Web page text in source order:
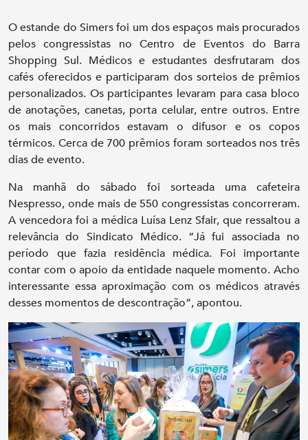
O estande do Simers foi um dos espaços mais procurados
pelos congressistas no Centro de Eventos do Barra
Shopping Sul. Médicos e estudantes desfrutaram dos
cafés oferecidos e participaram dos sorteios de prêmios
personalizados. Os participantes levaram para casa bloco
de anotações, canetas, porta celular, entre outros. Entre
os mais concorridos estavam o difusor e os copos
térmicos. Cerca de 700 prêmios foram sorteados nos três
dias de evento.
Na manhã do sábado foi sorteada uma cafeteira
Nespresso, onde mais de 550 congressistas concorreram.
A vencedora foi a médica Luísa Lenz Sfair, que ressaltou a
relevância do Sindicato Médico. “Já fui associada no
período que fazia residência médica. Foi importante
contar com o apoio da entidade naquele momento. Acho
interessante essa aproximação com os médicos através
desses momentos de descontração”, apontou.